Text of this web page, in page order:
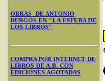
OBRAS DE ANTONIO
BURGOS EN "LA ESFERA DE
LOS LIBROS"
COMPRA POR INTERNET DE
LIBROS DE A.B. CON
EDICIONES AGOTADAS